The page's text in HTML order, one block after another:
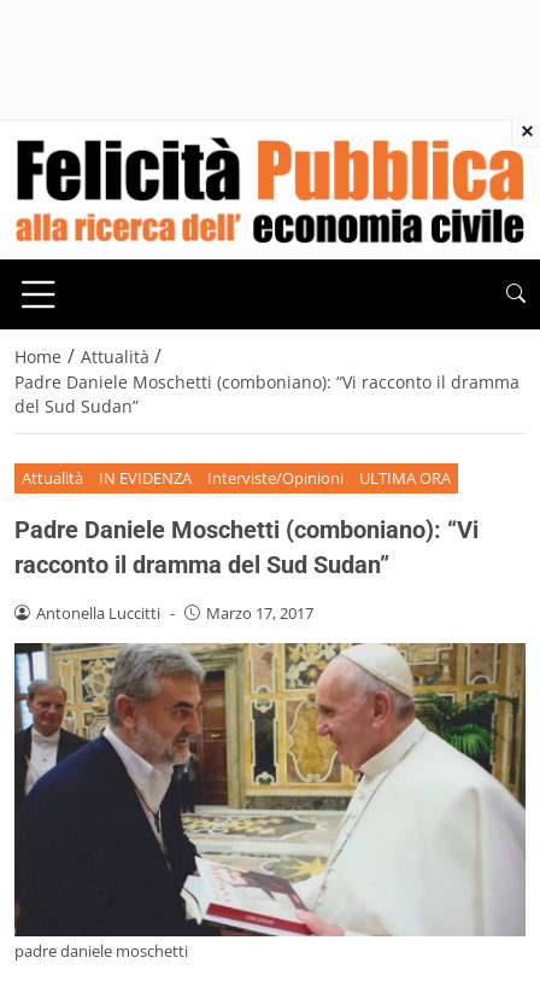
Home / Attualità /
Padre Daniele Moschetti (comboniano): “Vi racconto il dramma
del Sud Sudan”
Attualità IN EVIDENZA Interviste/Opinioni ULTIMA ORA
Padre Daniele Moschetti (comboniano): “Vi
racconto il dramma del Sud Sudan”
Antonella Luccitti - Marzo 17, 2017
padre daniele moschetti
×